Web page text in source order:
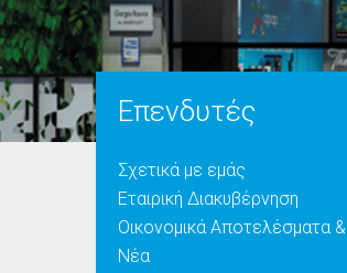
Επενδυτές
Σχετικά με εμάς
Εταιρική Διακυβέρνηση
Οικονομικά Αποτελέσματα &
Νέα